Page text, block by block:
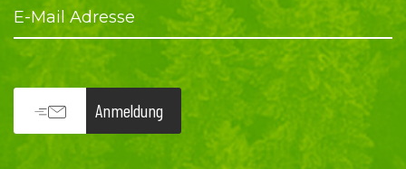
E-Mail Adresse
Anmeldung